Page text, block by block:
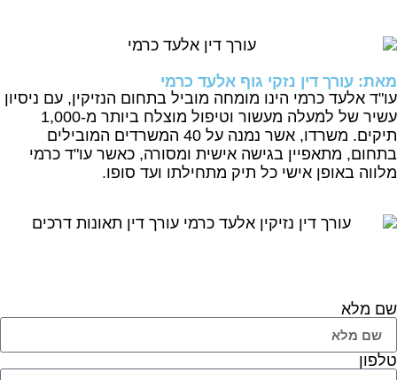
מאת: עורך דין נזקי גוף אלעד כרמי
עו"ד אלעד כרמי הינו מומחה מוביל בתחום הנזיקין, עם ניסיון
עשיר של למעלה מעשור וטיפול מוצלח ביותר מ-1,000
תיקים. משרדו, אשר נמנה על 40 המשרדים המובילים
בתחום, מתאפיין בגישה אישית ומסורה, כאשר עו"ד כרמי
מלווה באופן אישי כל תיק מתחילתו ועד סופו.
שם מלא
טלפון